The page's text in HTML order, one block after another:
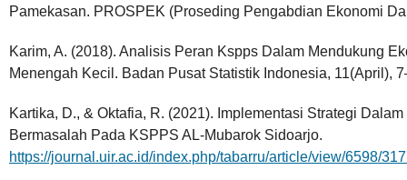
Pamekasan. PROSPEK (Proseding Pengabdian Ekonomi
Karim, A. (2018). Analisis Peran Kspps Dalam Mendukung
Menengah Kecil. Badan Pusat Statistik Indonesia, 11(April),
Kartika, D., & Oktafia, R. (2021). Implementasi Strategi
Bermasalah Pada KSPPS AL-Mubarok Sidoarjo.
https://journal.uir.ac.id/index.php/tabarru/article/view/6598/